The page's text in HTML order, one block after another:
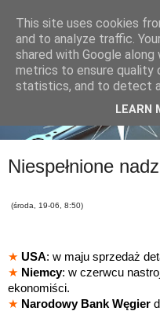
Niespełnione
(środa, 19-06, 8:50)
★ USA: w maju sprzedaż
★ Niemcy: w czerwcu
ekonomiści.
★ Narodowy Bank Węgier
This site uses cookies
and to analyze traffic.
shared with Google
metrics to ensure quality
statistics, and to detect
LEARN